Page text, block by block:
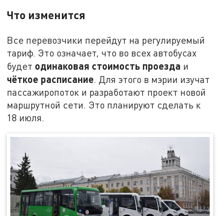
Что изменится
Все перевозчики перейдут на регулируемый
тариф. Это означает, что во всех автобусах
будет одинаковая стоимость проезда и
чёткое расписание. Для этого в мэрии изучат
пассажиропоток и разработают проект новой
маршрутной сети. Это планируют сделать к
18 июля.